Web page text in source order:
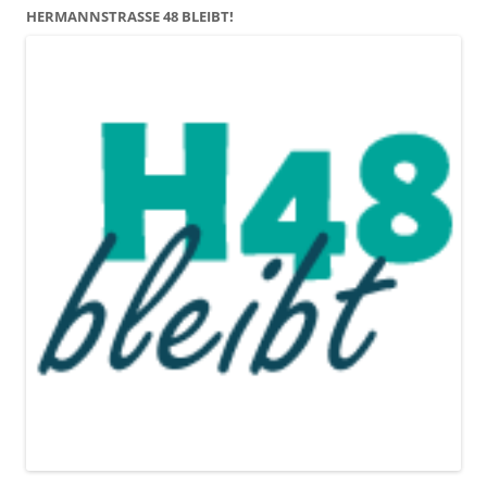
HERMANNSTRASSE 48 BLEIBT!